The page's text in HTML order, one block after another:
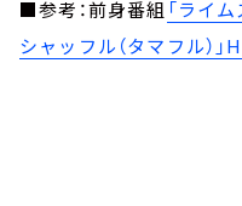
■参考：前身番組 「ライ
シャッフル（タマフル）」